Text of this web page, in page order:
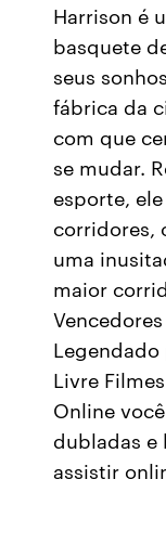
Harrison é
basquete
seus
fábrica da
com que
se mudar.
esporte,
corridores,
uma
maior
Livre
Online
dubladas e
assistir